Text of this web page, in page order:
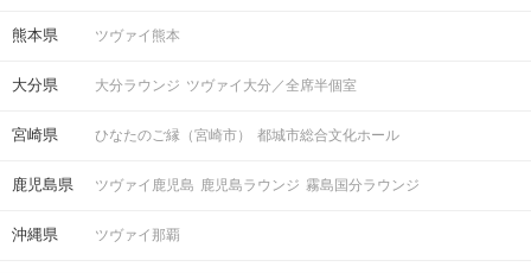
熊本県 ツヴァイ熊本
大分県 大分ラウンジ ツヴァイ大分／全席半個室
宮崎県 ひなたのご縁（宮崎市） 都城市総合文化ホール
鹿児島県 ツヴァイ鹿児島 鹿児島ラウンジ 霧島国分ラウンジ
沖縄県 ツヴァイ那覇